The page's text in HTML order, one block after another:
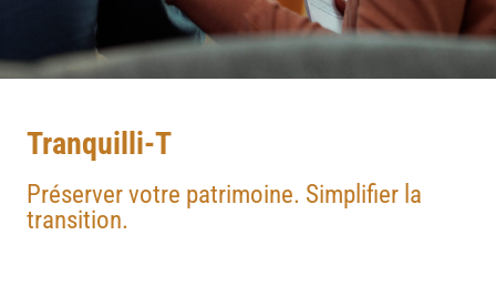
Tranquilli-T
Préserver votre patrimoine. Simplifier la
transition.